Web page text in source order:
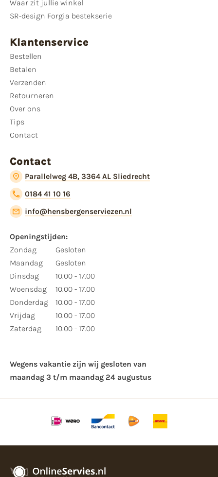
Waar zit jullie winkel
SR-design Forgia bestekserie
Klantenservice
Bestellen
Betalen
Verzenden
Retourneren
Over ons
Tips
Contact
Contact
Parallelweg 4B, 3364 AL Sliedrecht
0184 41 10 16
info@hensbergenserviezen.nl
Openingstijden:
Zondag
Maandag
Dinsdag
Woensdag
Donderdag
Vrijdag
Zaterdag
Gesloten
Gesloten
10.00 - 17.00
10.00 - 17.00
10.00 - 17.00
10.00 - 17.00
10.00 - 17.00
Wegens vakantie zijn wij gesloten van ​
maandag 3 t/m maandag 24 augustus